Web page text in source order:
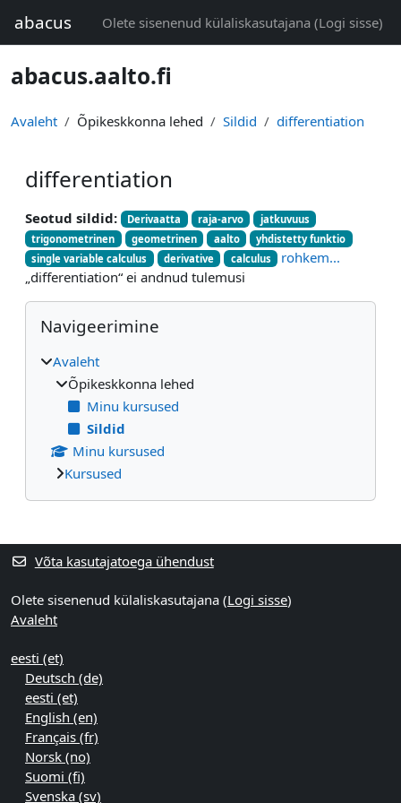
abacus Olete sisenenud külaliskasutajana (Logi sisse)
abacus.aalto.fi
Avaleht Õpikeskkonna lehed Sildid differentiation
differentiation
Seotud sildid: Derivaatta raja-arvo
jatkuvuus
trigonometrinen
geometrinen aalto
yhdistetty funktio
single variable calculus
derivative calculus
rohkem...
„differentiation“ ei andnud tulemusi
Plokid
Jäta vahele Navigeerimine
Navigeerimine
Avaleht
Õpikeskkonna lehed
Minu kursused
Sildid
Minu kursused
Kursused
Supplementary blocks
Võta kasutajatoega ühendust
Olete sisenenud külaliskasutajana (Logi sisse)
Avaleht
eesti ‎(et)‎
Deutsch ‎(de)‎
eesti ‎(et)‎
English ‎(en)‎
Français ‎(fr)‎
Norsk ‎(no)‎
Suomi ‎(fi)‎
Svenska ‎(sv)‎